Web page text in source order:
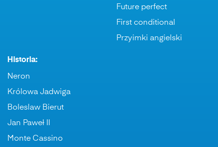
Future perfect
First conditional
Przyimki angielski
Historia:
Neron
Królowa Jadwiga
Boleslaw Bierut
Jan Paweł II
Monte Cassino